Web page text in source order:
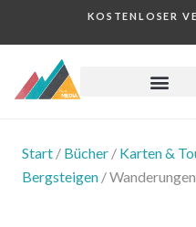
KOSTENLOSER
Start / Bücher / Karten &
Bergsteigen /